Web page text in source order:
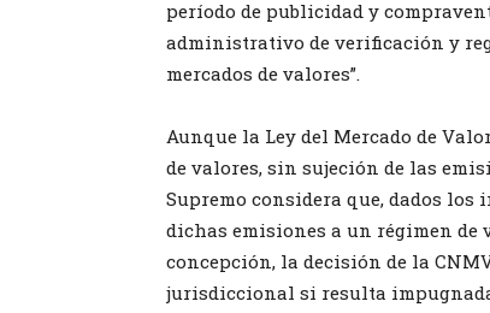
período de publicidad y
administrativo de verificación y
mercados de valores”.
Aunque la Ley del Mercado de
de valores, sin sujeción de las
Supremo considera que, dados los
dichas emisiones a un régimen
concepción, la decisión de la
jurisdiccional si resulta